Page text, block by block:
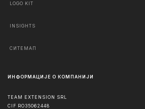
LOGO KIT
INSIGHTS
СИТЕМАП
ИНФОРМАЦИЈЕ О КОМПАНИЈИ
TEAM EXTENSION SRL
CIF RO35062448